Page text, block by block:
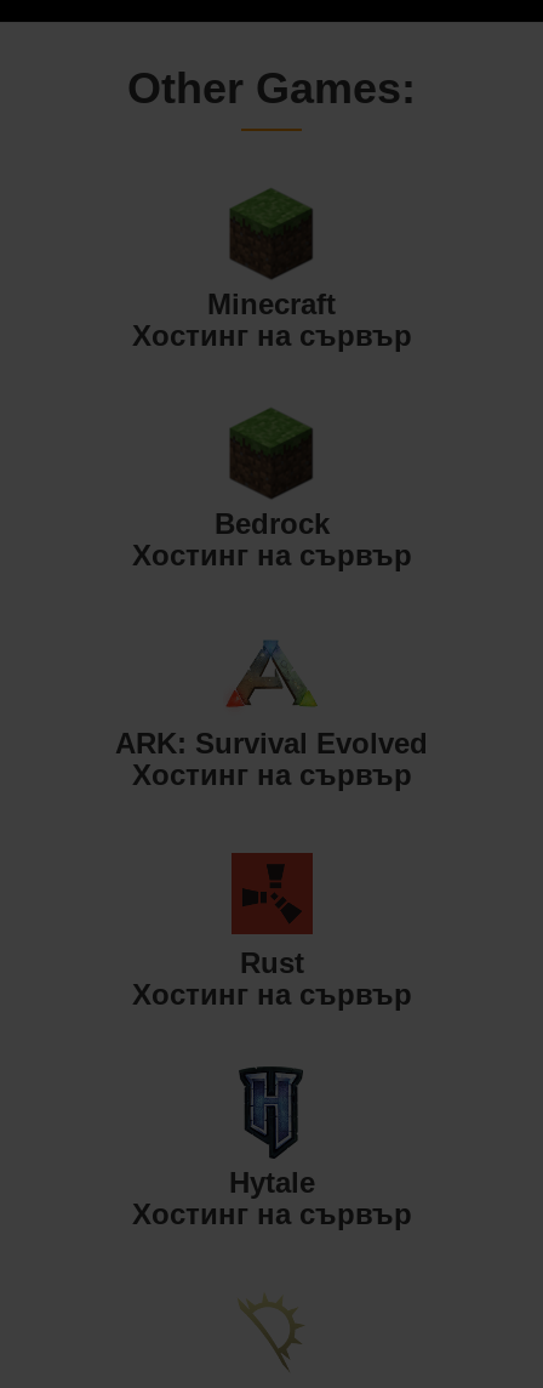
Other Games:
Minecraft
Хостинг на сървър
Bedrock
Хостинг на сървър
ARK: Survival Evolved
Хостинг на сървър
Rust
Хостинг на сървър
Hytale
Хостинг на сървър